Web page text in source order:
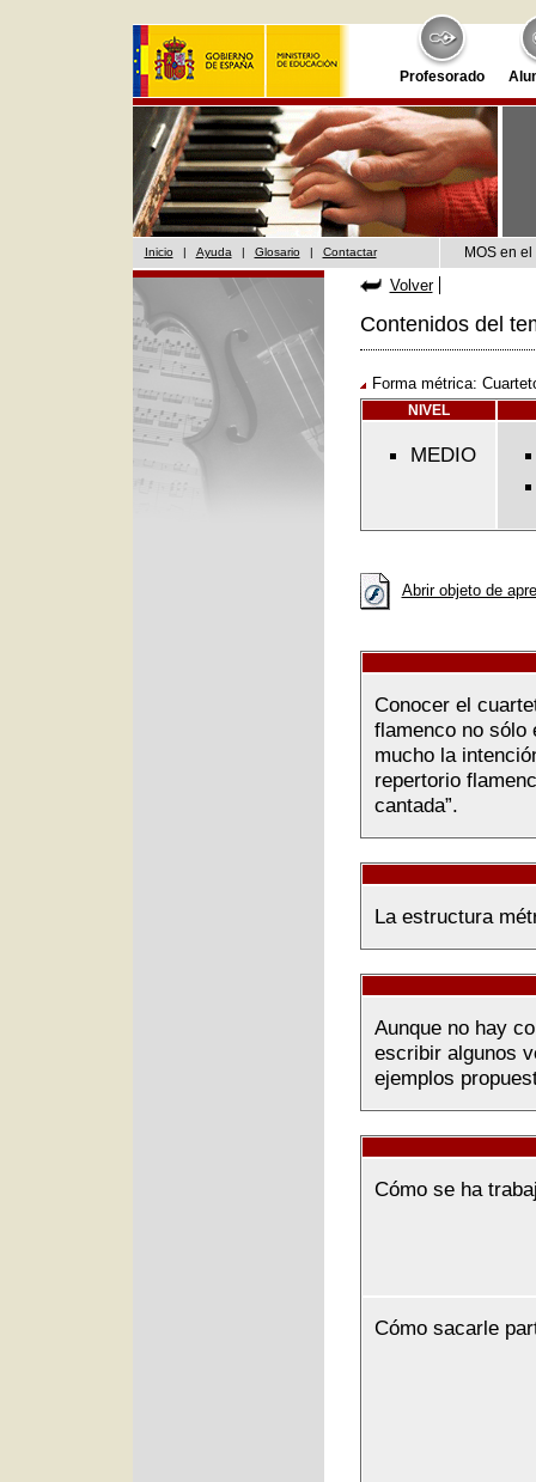
Profesorado
Inicio | Ayuda | Glosario | Contactar MOS en
Volver
Contenidos del
Forma métrica:
NIVEL
MEDIO
Abrir objeto de
Conocer el
flamenco no sólo
mucho la
repertorio
cantada”.
La estructura
Aunque no hay
escribir algunos
ejemplos
Cómo se ha
Cómo sacarle